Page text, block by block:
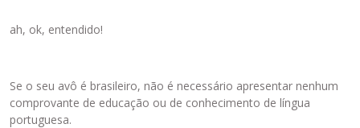
ah, ok, entendido!
Se o seu avô é brasileiro, não é necessário apresentar nenhum
comprovante de educação ou de conhecimento de língua
portuguesa.